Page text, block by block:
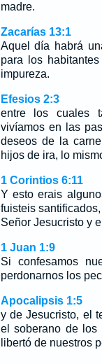
madre.
Zacarías 13:1
Aquel día habrá
para los
impureza.
Efesios 2:3
entre los cuales
vivíamos en las
deseos de la
hijos de ira, lo
1 Corintios 6:11
Y esto erais
fuisteis
Señor Jesucristo y
1 Juan 1:9
Si confesamos
perdonarnos los
Apocalipsis 1:5
y de Jesucristo, el
el soberano de
libertó de nuestros